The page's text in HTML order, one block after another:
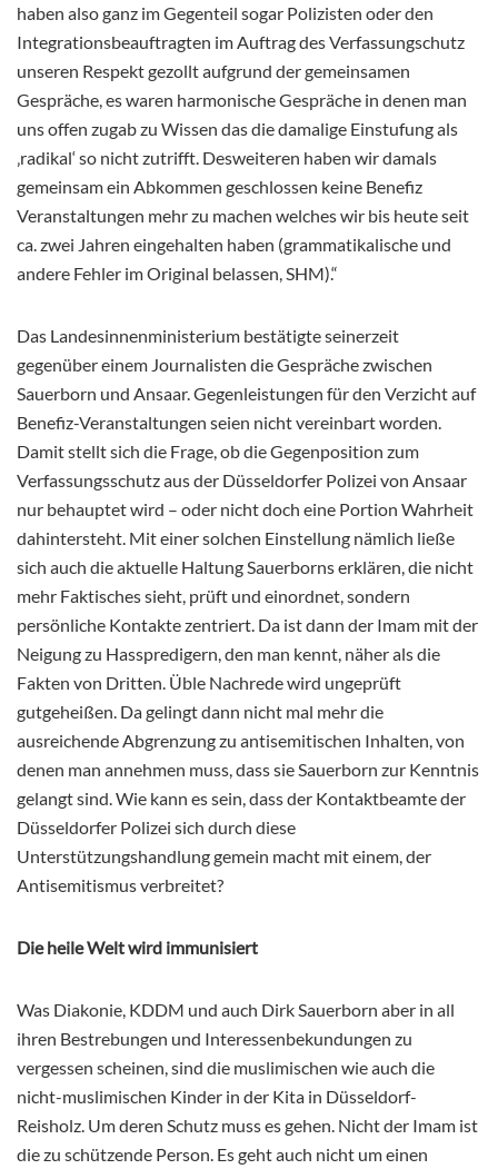
haben also ganz im Gegenteil sogar Polizisten oder den
Integrationsbeauftragten im Auftrag des Verfassungschutz
unseren Respekt gezollt aufgrund der gemeinsamen
Gespräche, es waren harmonische Gespräche in denen man
uns offen zugab zu Wissen das die damalige Einstufung als
‚radikal‘ so nicht zutrifft. Desweiteren haben wir damals
gemeinsam ein Abkommen geschlossen keine Benefiz
Veranstaltungen mehr zu machen welches wir bis heute seit
ca. zwei Jahren eingehalten haben (grammatikalische und
andere Fehler im Original belassen, SHM).“
Das Landesinnenministerium bestätigte seinerzeit
gegenüber einem Journalisten die Gespräche zwischen
Sauerborn und Ansaar. Gegenleistungen für den Verzicht auf
Benefiz-Veranstaltungen seien nicht vereinbart worden.
Damit stellt sich die Frage, ob die Gegenposition zum
Verfassungsschutz aus der Düsseldorfer Polizei von Ansaar
nur behauptet wird – oder nicht doch eine Portion Wahrheit
dahintersteht. Mit einer solchen Einstellung nämlich ließe
sich auch die aktuelle Haltung Sauerborns erklären, die nicht
mehr Faktisches sieht, prüft und einordnet, sondern
persönliche Kontakte zentriert. Da ist dann der Imam mit der
Neigung zu Hasspredigern, den man kennt, näher als die
Fakten von Dritten. Üble Nachrede wird ungeprüft
gutgeheißen. Da gelingt dann nicht mal mehr die
ausreichende Abgrenzung zu antisemitischen Inhalten, von
denen man annehmen muss, dass sie Sauerborn zur Kenntnis
gelangt sind. Wie kann es sein, dass der Kontaktbeamte der
Düsseldorfer Polizei sich durch diese
Unterstützungshandlung gemein macht mit einem, der
Antisemitismus verbreitet?
Die heile Welt wird immunisiert
Was Diakonie, KDDM und auch Dirk Sauerborn aber in all
ihren Bestrebungen und Interessenbekundungen zu
vergessen scheinen, sind die muslimischen wie auch die
nicht-muslimischen Kinder in der Kita in Düsseldorf-
Reisholz. Um deren Schutz muss es gehen. Nicht der Imam ist
die zu schützende Person. Es geht auch nicht um einen